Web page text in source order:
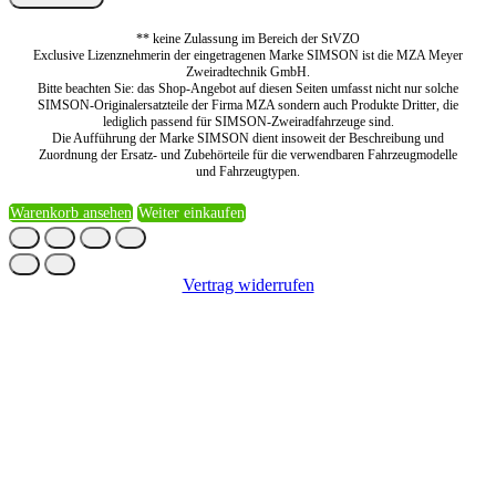
** keine Zulassung im Bereich der StVZO
Exclusive Lizenznehmerin der eingetragenen Marke SIMSON ist die MZA Meyer
Zweiradtechnik GmbH.
Bitte beachten Sie: das Shop-Angebot auf diesen Seiten umfasst nicht nur solche
SIMSON-Originalersatzteile der Firma MZA sondern auch Produkte Dritter, die
lediglich passend für SIMSON-Zweiradfahrzeuge sind.
Die Aufführung der Marke SIMSON dient insoweit der Beschreibung und
Zuordnung der Ersatz- und Zubehörteile für die verwendbaren Fahrzeugmodelle
und Fahrzeugtypen.
Warenkorb ansehen Weiter einkaufen
Vertrag widerrufen